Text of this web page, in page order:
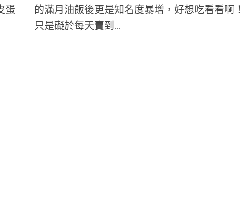
蛋
的滿月油飯後更是知名度暴增，好想吃看看啊！
只是礙於每天賣到...